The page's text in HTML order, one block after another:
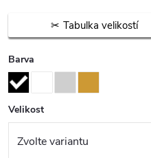
Tabulka velikostí
Barva
Velikost